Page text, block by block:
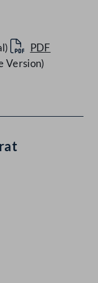
PDF
Version)